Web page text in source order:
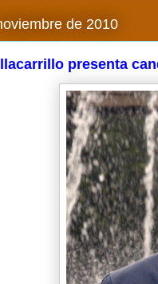
de 2010
presenta